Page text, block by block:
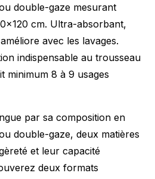
double-gaze mesurant
cm. Ultra-absorbant,
avec les lavages.
indispensable au trousseau
minimum 8 à 9 usages
par sa composition en
double-gaze, deux matières
et leur capacité
deux formats